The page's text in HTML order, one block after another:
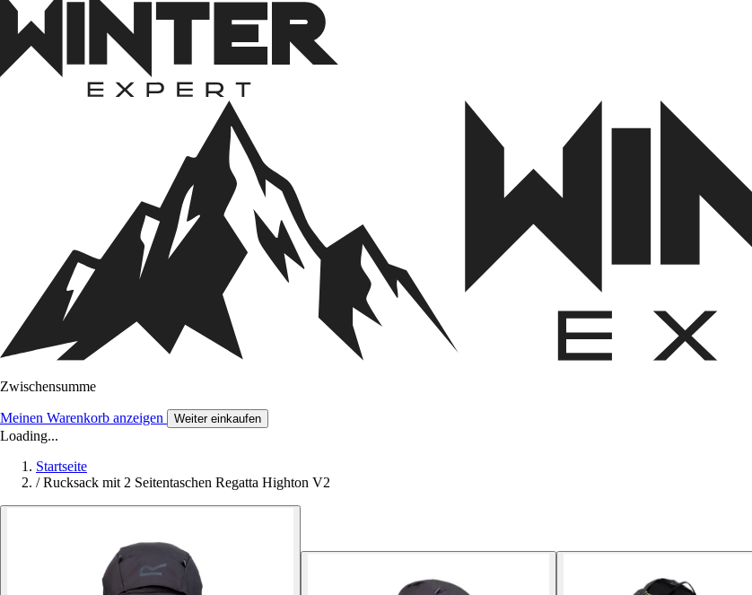
Zwischensumme
Meinen Warenkorb anzeigen Weiter einkaufen
Loading...
Startseite
/ Rucksack mit 2 Seitentaschen Regatta Highton V2